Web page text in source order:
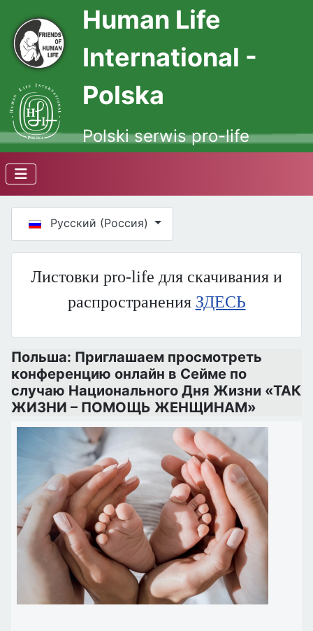
Human Life
International -
Polska
Polski serwis pro-life
Русский (Россия)
Листовки pro-life для скачивания и
распространения ЗДЕСЬ
Польша: Приглашаем просмотреть
конференцию онлайн в Сейме по
случаю Национального Дня Жизни «ТАК
ЖИЗНИ – ПОМОЩЬ ЖЕНЩИНАМ»